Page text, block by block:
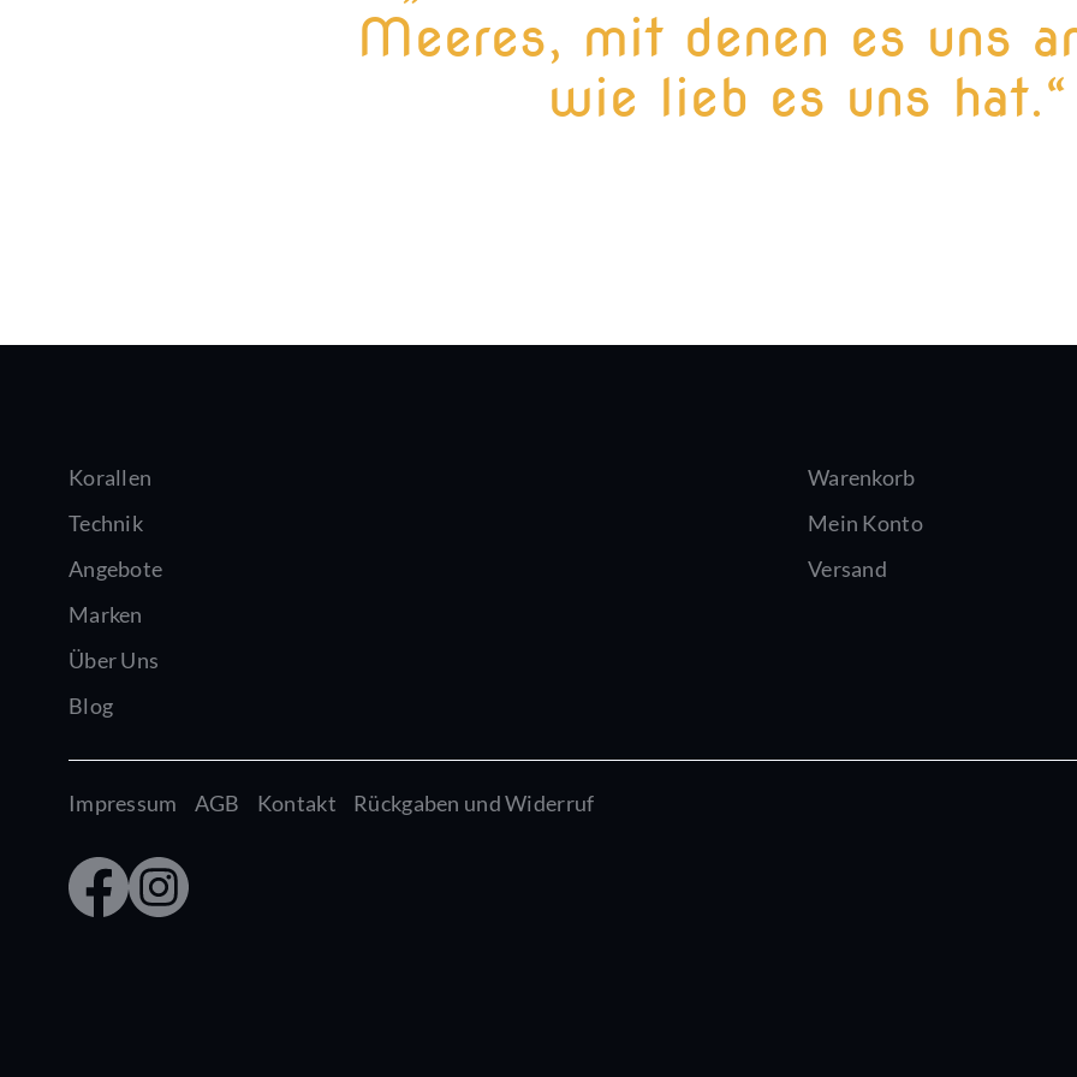
Meeres, mit denen es uns
wie lieb es uns hat.“
Korallen
Technik
Angebote
Marken
Über Uns
Blog
Warenkorb
Mein Konto
Versand
Impressum AGB Kontakt Rückgaben und Widerruf
Faceb
ook
Insta
gram